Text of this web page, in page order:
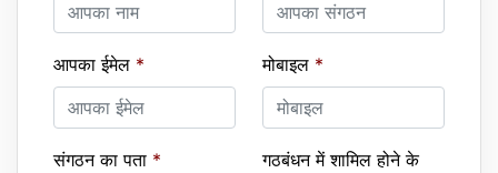
आपका ईमेल *
संगठन का पता *
मोबाइल *
गठबंधन में शामिल होने के